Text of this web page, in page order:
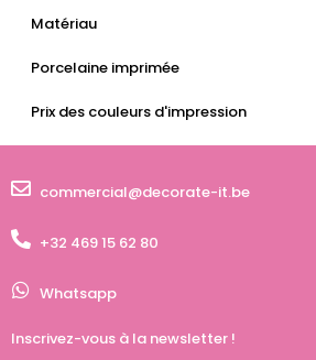
Matériau
Porcelaine imprimée
Prix des couleurs d'impression
commercial@decorate-it.be
+32 469 15 62 80
Whatsapp
Inscrivez-vous à la newsletter !